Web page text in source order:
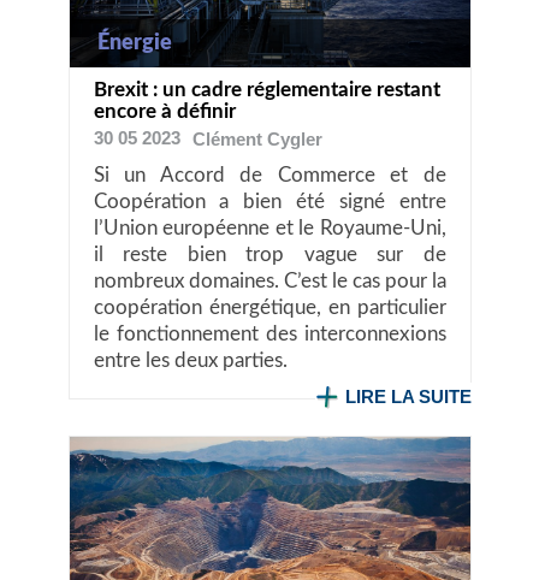
Énergie
Brexit : un cadre réglementaire restant
encore à définir
30 05 2023
Clément Cygler
Si un Accord de Commerce et de
Coopération a bien été signé entre
l’Union européenne et le Royaume-Uni,
il reste bien trop vague sur de
nombreux domaines. C’est le cas pour la
coopération énergétique, en particulier
le fonctionnement des interconnexions
entre les deux parties.
LIRE LA SUITE